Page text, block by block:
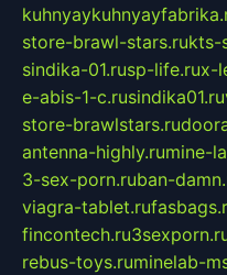
store-brawl-stars.rukts-
sindika-01.rusp-life.rux-
e-abis-1-c.rusindika01.ru
store-brawlstars.ru
antenna-highly.rumine-
3-sex-porn.ruban-
viagra-tablet.ru
fincontech.ru
rebus-toys.ruminelab-